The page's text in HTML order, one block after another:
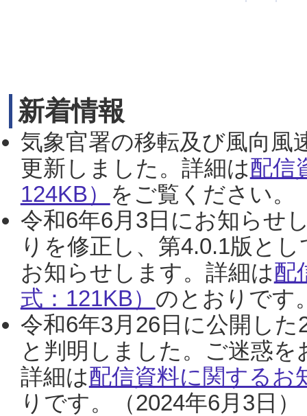
新着情報
気象官署の移転及び風向風
更新しました。詳細は配信
124KB） をご覧ください。
令和6年6月3日にお知らせ
りを修正し、第4.0.1版と
お知らせします。詳細は配
式：121KB） のとおりです
令和6年3月26日に公開し
と判明しました。ご迷惑
詳細は配信資料に関するお
りです。（2024年6月3日）